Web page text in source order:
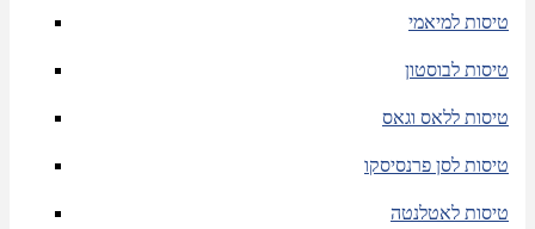
טיסות למיאמי
טיסות לבוסטון
טיסות ללאס וגאס
טיסות לסן פרנסיסקו
טיסות לאטלנטה